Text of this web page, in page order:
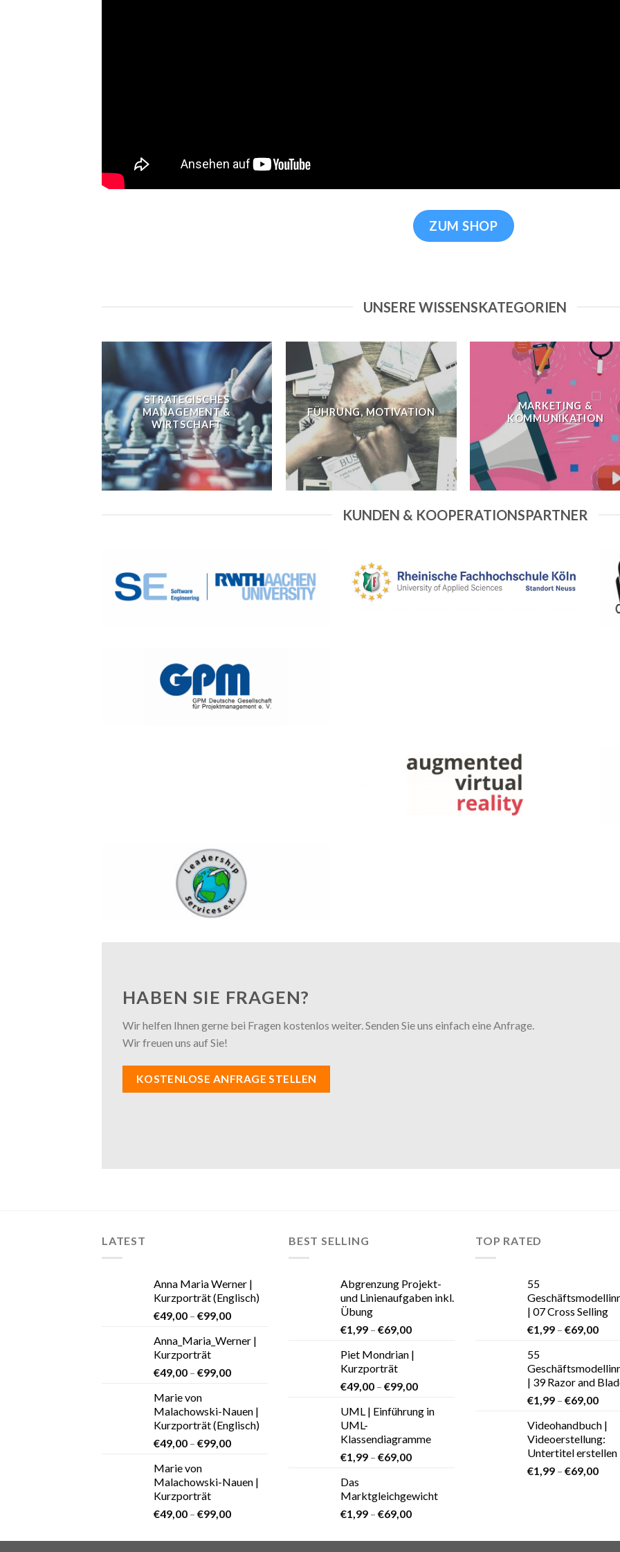
ZUM SHOP
UNSERE WISSENSKATEGORIEN
STRATEGISCHES
MANAGEMENT &
WIRTSCHAFT
FÜHRUNG, MOTIVATION
MARKETING &
KOMMUNIKATION
KUNDEN & KOOPERATIONSPARTNER
HABEN SIE FRAGEN?
Wir helfen Ihnen gerne bei Fragen kostenlos weiter. Senden Sie uns einfach eine Anfrage.
Wir freuen uns auf Sie!
KOSTENLOSE ANFRAGE STELLEN
LATEST
Anna Maria Werner |
Kurzporträt (Englisch)
€49,00 – €99,00
Anna_Maria_Werner |
Kurzporträt
€49,00 – €99,00
Marie von
Malachowski-Nauen |
Kurzporträt (Englisch)
€49,00 – €99,00
Marie von
Malachowski-Nauen |
Kurzporträt
€49,00 – €99,00
BEST SELLING
Abgrenzung Projekt-
und Linienaufgaben inkl.
Übung
€1,99 – €69,00
Piet Mondrian |
Kurzporträt
€49,00 – €99,00
UML | Einführung in
UML-
Klassendiagramme
€1,99 – €69,00
Das
Marktgleichgewicht
€1,99 – €69,00
TOP RATED
55
| 07 Cross Selling
€1,99 – €69,00
55
| 39 Razor and
€1,99 – €69,00
Videohandbuch |
Videoerstellung:
Untertitel erstellen
€1,99 – €69,00